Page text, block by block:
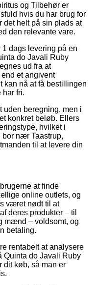
og Tilbehør er
hvis du har brug for
det helt på sin plads at
den relevante vare.
dags levering på en
do Javali Ruby
ud fra at
et angivent
kan nå at få bestillingen
har fri.
uden beregning, men i
konkret beløb. Ellers
hvilket i
nær Taastrup,
til at levere din
at finde
online outlets, og
været nødt til at
deres produkter – til
mænd – voldsomt, og
betaling.
rentabelt at analysere
Quinta do Javali Ruby
dit køb, så man er